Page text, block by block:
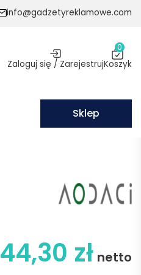
info@gadzetyreklamowe.com
Zaloguj się / Zarejestruj
0
Koszyk
Sklep
44,30 zł netto